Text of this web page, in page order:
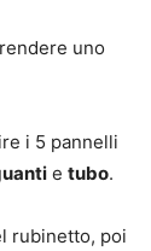
uno
i 5 pannelli
e tubo.
rubinetto, poi